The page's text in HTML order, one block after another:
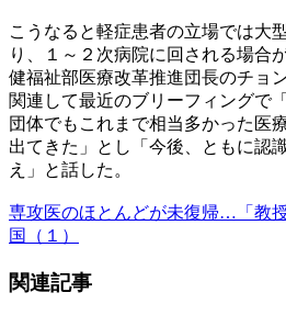
こうなると軽症患者の立場では大
り、１～２次病院に回される場合
健福祉部医療改革推進団長のチョ
関連して最近のブリーフィングで
団体でもこれまで相当多かった医
出てきた」とし「今後、ともに認
え」と話した。
専攻医のほとんどが未復帰…「教
国（１）
関連記事